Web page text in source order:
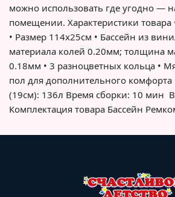
можно использовать где угодно —
помещении. Характеристики товара
• Размер 114х25см • Бассейн из
материала колей 0.20мм; толщина
0.18мм • 3 разноцветных кольца •
пол для дополнительного комфорта
(19см): 136л Время сборки: 10 мин
Комплектация товара Бассейн